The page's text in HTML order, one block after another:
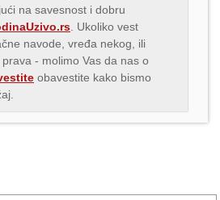
na savesnost i dobru
. Ukoliko vest
navode, vređa nekog, ili
- molimo Vas da nas o
obavestite kako bismo